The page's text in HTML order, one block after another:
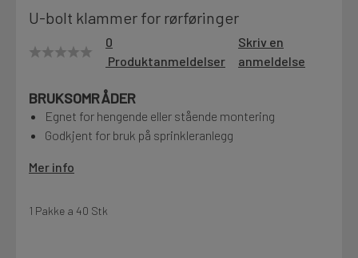
Motek
Finn butikk
Kontakt og åpningstider
Fra rådgivning til sporing av ordre
U-bolt klammer for rørføringer
0
Produktanmeldelser
Skriv en
anmeldelse
BRUKSOMRÅDER
Egnet for hengende eller stående montering
Godkjent for bruk på sprinkleranlegg
Mer info
1 Pakke a 40 Stk